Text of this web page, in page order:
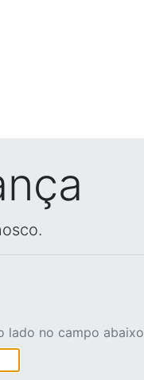
lado no campo abaixo